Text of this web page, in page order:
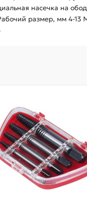
насечка на
размер, мм 4-